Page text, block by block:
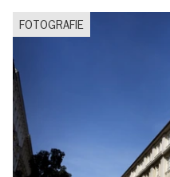
FOTOGRAFIE